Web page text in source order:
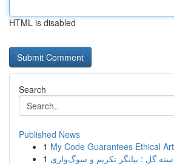
HTML is disabled
Search
Published News
1 My Code Guarantees Ethical
1 گل : بیانگر تکریم و سوگ‌واری